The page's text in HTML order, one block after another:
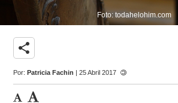
Foto: todahelohim.com
share
Por:Patricia Fachin | 25 Abril 2017